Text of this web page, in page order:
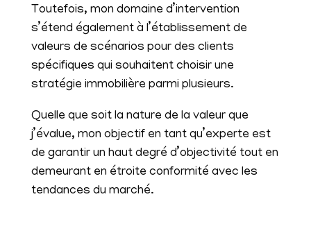
Toutefois, mon domaine d’intervention
s’étend également à l’établissement de
valeurs de scénarios pour des clients
spécifiques qui souhaitent choisir une
stratégie immobilière parmi plusieurs.
Quelle que soit la nature de la valeur que
j’évalue, mon objectif en tant qu’experte est
de garantir un haut degré d’objectivité tout en
demeurant en étroite conformité avec les
tendances du marché.